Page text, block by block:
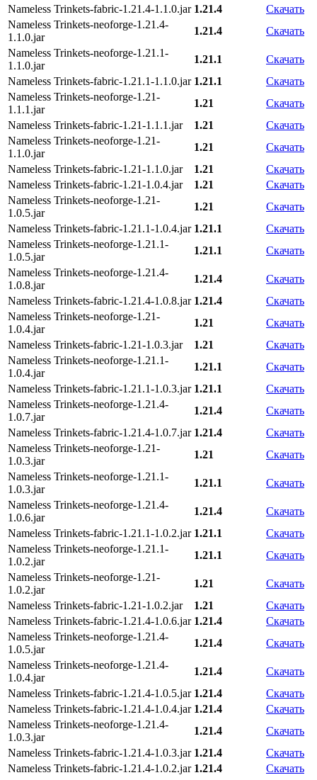
Nameless Trinkets-fabric-1.21.4-1.1.0.jar 1.21.4
Скачать
Nameless Trinkets-neoforge-1.21.4-
1.1.0.jar
1.21.4
Скачать
Nameless Trinkets-neoforge-1.21.1-
1.1.0.jar
1.21.1
Скачать
Nameless Trinkets-fabric-1.21.1-1.1.0.jar 1.21.1
Скачать
Nameless Trinkets-neoforge-1.21-
1.1.1.jar
1.21
Скачать
Nameless Trinkets-fabric-1.21-1.1.1.jar
1.21
Скачать
Nameless Trinkets-neoforge-1.21-
1.1.0.jar
1.21
Скачать
Nameless Trinkets-fabric-1.21-1.1.0.jar
1.21
Скачать
Nameless Trinkets-fabric-1.21-1.0.4.jar
1.21
Скачать
Nameless Trinkets-neoforge-1.21-
1.0.5.jar
1.21
Скачать
Nameless Trinkets-fabric-1.21.1-1.0.4.jar 1.21.1
Скачать
Nameless Trinkets-neoforge-1.21.1-
1.0.5.jar
1.21.1
Скачать
Nameless Trinkets-neoforge-1.21.4-
1.0.8.jar
1.21.4
Скачать
Nameless Trinkets-fabric-1.21.4-1.0.8.jar 1.21.4
Скачать
Nameless Trinkets-neoforge-1.21-
1.0.4.jar
1.21
Скачать
Nameless Trinkets-fabric-1.21-1.0.3.jar
1.21
Скачать
Nameless Trinkets-neoforge-1.21.1-
1.0.4.jar
1.21.1
Скачать
Nameless Trinkets-fabric-1.21.1-1.0.3.jar 1.21.1
Скачать
Nameless Trinkets-neoforge-1.21.4-
1.0.7.jar
1.21.4
Скачать
Nameless Trinkets-fabric-1.21.4-1.0.7.jar 1.21.4
Скачать
Nameless Trinkets-neoforge-1.21-
1.0.3.jar
1.21
Скачать
Nameless Trinkets-neoforge-1.21.1-
1.0.3.jar
1.21.1
Скачать
Nameless Trinkets-neoforge-1.21.4-
1.0.6.jar
1.21.4
Скачать
Nameless Trinkets-fabric-1.21.1-1.0.2.jar 1.21.1
Скачать
Nameless Trinkets-neoforge-1.21.1-
1.0.2.jar
1.21.1
Скачать
Nameless Trinkets-neoforge-1.21-
1.0.2.jar
1.21
Скачать
Nameless Trinkets-fabric-1.21-1.0.2.jar
1.21
Скачать
Nameless Trinkets-fabric-1.21.4-1.0.6.jar 1.21.4
Скачать
Nameless Trinkets-neoforge-1.21.4-
1.0.5.jar
1.21.4
Скачать
Nameless Trinkets-neoforge-1.21.4-
1.0.4.jar
1.21.4
Скачать
Nameless Trinkets-fabric-1.21.4-1.0.5.jar 1.21.4
Скачать
Nameless Trinkets-fabric-1.21.4-1.0.4.jar 1.21.4
Скачать
Nameless Trinkets-neoforge-1.21.4-
1.0.3.jar
1.21.4
Скачать
Nameless Trinkets-fabric-1.21.4-1.0.3.jar 1.21.4
Скачать
Nameless Trinkets-fabric-1.21.4-1.0.2.jar 1.21.4
Скачать